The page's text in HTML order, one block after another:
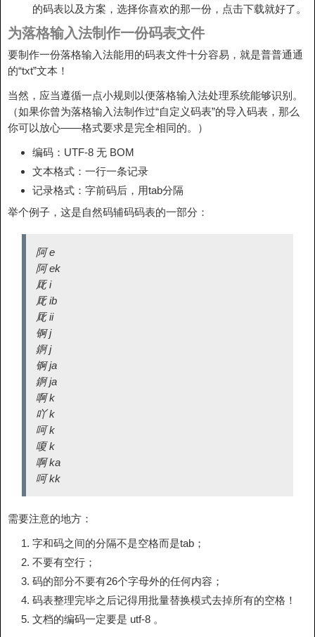
的码表以及方案，选择你喜欢的那一份，点击下载就好了。
为落格输入法制作一份码表文件
要制作一份落格输入法能用的码表文件十分容易，就是普普通通
的“txt”文本！
当然，应当遵循一点小规则以便落格输入法处理系统能够识别。
（如果你曾为落格输入法制作过“自定义码表”的导入码表，那么
你可以放心——格式要求是完全相同的。）
编码：UTF-8 无 BOM
文本格式：一行一条记录
记录格式：字前码后，用tab分隔
举个例子，这是自然码辅码码表的一部分：
阿 e
阿 ek
厑 i
厑 ib
厑 ii
锕 j
錒 j
锕 ja
錒 ja
啊 k
吖 k
呵 k
嗄 k
啊 ka
呵 kk
需要注意的地方：
字和码之间的分隔不是空格而是tab；
不要有空行；
码的部分不要有26个字母外的任何内容；
码表整理完毕之后记得用批量替换模式去掉所有的空格！
文档的编码一定要是 utf-8 。